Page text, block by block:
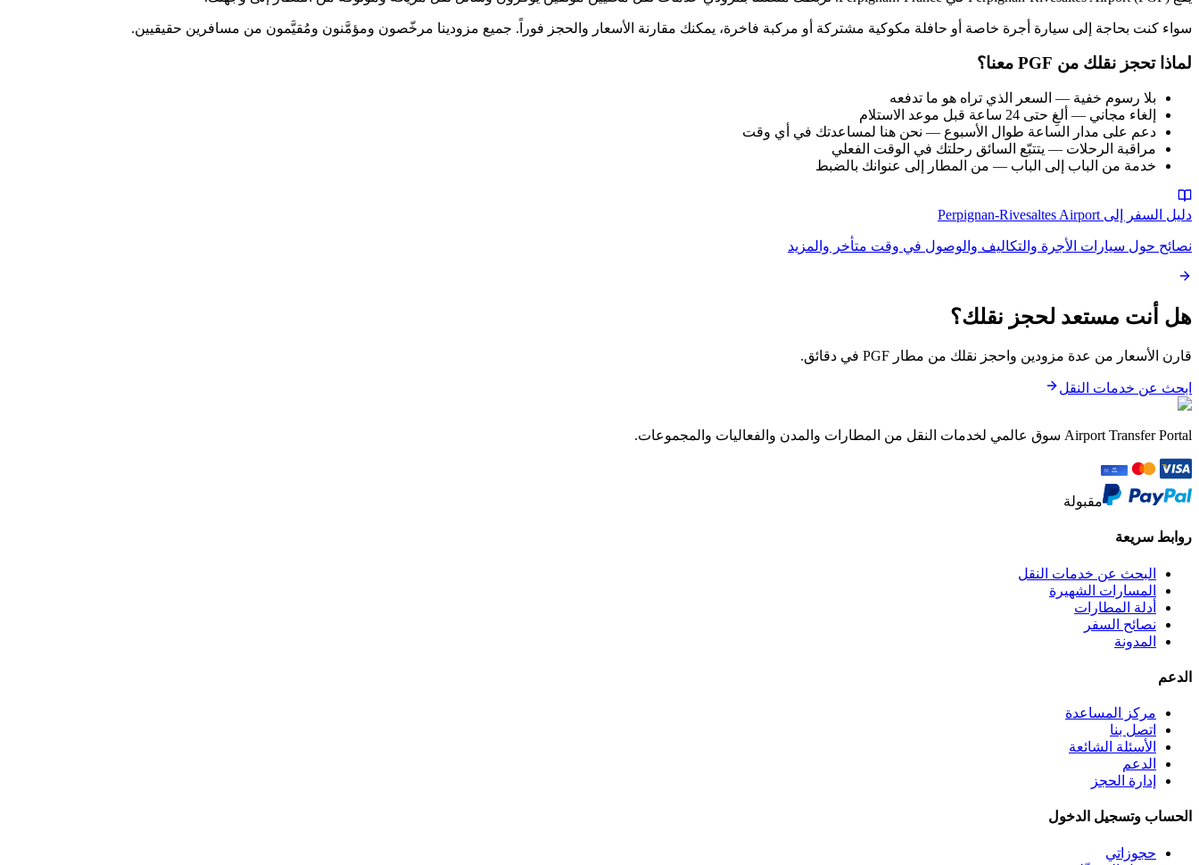
سواء كنت بحاجة إلى سيارة أجرة خاصة أو حافلة مكوكية مشتركة أو مركبة فاخرة، يمكنك مقارنة الأسعار والحجز فوراً. جميع مزودينا مرخّصون ومؤمَّنون ومُقيَّمون من مسافرين حقيقيين.
لماذا تحجز نقلك من PGF معنا؟
بلا رسوم خفية — السعر الذي تراه هو ما تدفعه
إلغاء مجاني — ألغِ حتى 24 ساعة قبل موعد الاستلام
دعم على مدار الساعة طوال الأسبوع — نحن هنا لمساعدتك في أي وقت
مراقبة الرحلات — يتتبّع السائق رحلتك في الوقت الفعلي
خدمة من الباب إلى الباب — من المطار إلى عنوانك بالضبط
دليل السفر إلى Perpignan-Rivesaltes Airport
نصائح حول سيارات الأجرة والتكاليف والوصول في وقت متأخر والمزيد
هل أنت مستعد لحجز نقلك؟
قارن الأسعار من عدة مزودين واحجز نقلك من مطار PGF في دقائق.
ابحث عن خدمات النقل
Airport Transfer Portal سوق عالمي لخدمات النقل من المطارات والمدن والفعاليات والمجموعات.
مقبولة
روابط سريعة
البحث عن خدمات النقل
المسارات الشهيرة
أدلة المطارات
نصائح السفر
المدونة
الدعم
مركز المساعدة
اتصل بنا
الأسئلة الشائعة
الدعم
إدارة الحجز
الحساب وتسجيل الدخول
حجوزاتي